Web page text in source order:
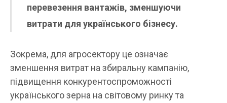
перевезення вантажів, зменшуючи
витрати для українського бізнесу.
Зокрема, для агросектору це означає
зменшення витрат на збиральну кампанію,
підвищення конкурентоспроможності
українського зерна на світовому ринку та